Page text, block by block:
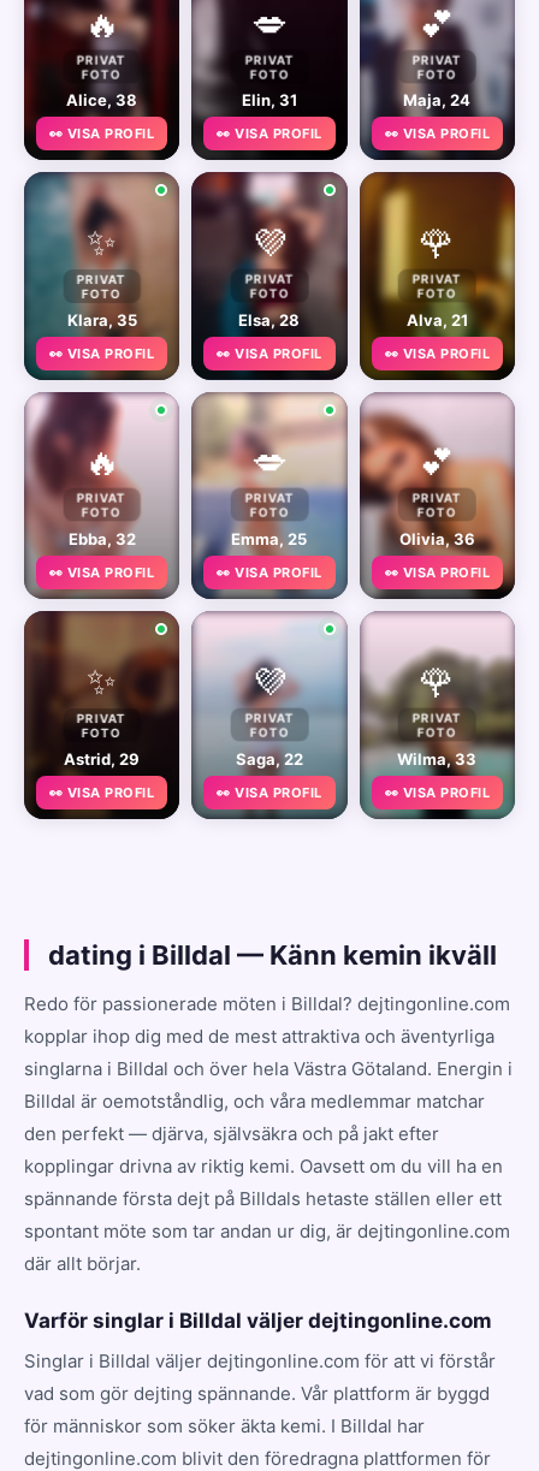
🔥
PRIVAT
FOTO
Alice, 38
👀 VISA PROFIL
💋
PRIVAT
FOTO
Elin, 31
👀 VISA PROFIL
💕
PRIVAT
FOTO
Maja, 24
👀 VISA PROFIL
✨
PRIVAT
FOTO
Klara, 35
👀 VISA PROFIL
💜
PRIVAT
FOTO
Elsa, 28
👀 VISA PROFIL
🌹
PRIVAT
FOTO
Alva, 21
👀 VISA PROFIL
🔥
PRIVAT
FOTO
Ebba, 32
👀 VISA PROFIL
💋
PRIVAT
FOTO
Emma, 25
👀 VISA PROFIL
💕
PRIVAT
FOTO
Olivia, 36
👀 VISA PROFIL
✨
PRIVAT
FOTO
Astrid, 29
👀 VISA PROFIL
💜
PRIVAT
FOTO
Saga, 22
👀 VISA PROFIL
🌹
PRIVAT
FOTO
Wilma, 33
👀 VISA PROFIL
dating i Billdal — Känn kemin ikväll
Redo för passionerade möten i Billdal? dejtingonline.com
kopplar ihop dig med de mest attraktiva och äventyrliga
singlarna i Billdal och över hela Västra Götaland. Energin i
Billdal är oemotståndlig, och våra medlemmar matchar
den perfekt — djärva, självsäkra och på jakt efter
kopplingar drivna av riktig kemi. Oavsett om du vill ha en
spännande första dejt på Billdals hetaste ställen eller ett
spontant möte som tar andan ur dig, är dejtingonline.com
där allt börjar.
Varför singlar i Billdal väljer dejtingonline.com
Singlar i Billdal väljer dejtingonline.com för att vi förstår
vad som gör dejting spännande. Vår plattform är byggd
för människor som söker äkta kemi. I Billdal har
dejtingonline.com blivit den föredragna plattformen för